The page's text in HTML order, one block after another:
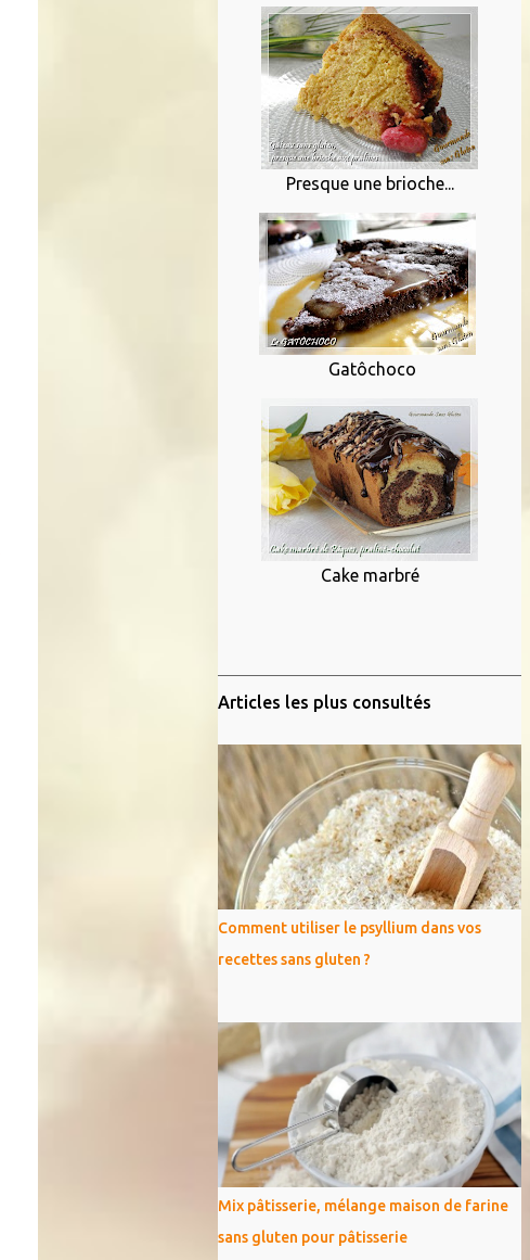
Presque une brioche...
Gatôchoco
Cake marbré
Articles les plus consultés
Comment utiliser le psyllium dans vos
recettes sans gluten ?
Mix pâtisserie, mélange maison de farine
sans gluten pour pâtisserie